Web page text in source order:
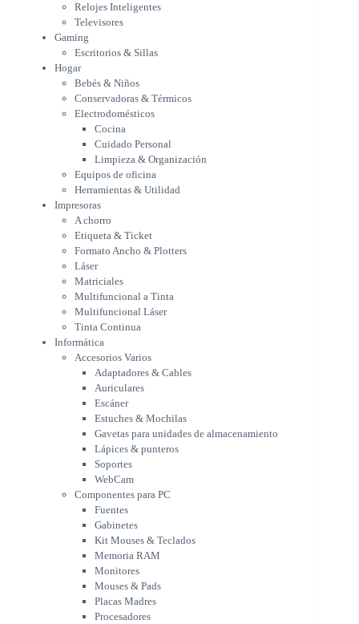
Cocina
Cuidado Personal
Limpieza & Organización
Equipos de oficina
Herramientas & Utilidad
Impresoras
A chorro
Etiqueta & Ticket
Láser
Matriciales
Multifuncional a Tinta
Multifuncional Láser
Tinta Continua
Informática
Accesorios Varios
Adaptadores & Cables
Auriculares
Escáner
Estuches & Mochilas
Gavetas para unidades de
almacenamiento
Lápices & punteros
Soportes
WebCam
Componentes para PC
Fuentes
Gabinetes
Kit Mouses & Teclados
Memoria RAM
Mouses & Pads
Placas Madres
Procesadores
Refrigeración & Enfriamiento
Tarjetas Gráficas
Teclados
Equipos NUC
Equipos OEM & Pre-Ensamblados
Relojes Inteligentes
Televisores
Gaming
Escritorios & Sillas
Hogar
Bebés & Niños
Conservadoras & Térmicos
Electrodomésticos
Cocina
Cuidado Personal
Limpieza & Organización
Equipos de oficina
Herramientas & Utilidad
Impresoras
A chorro
Etiqueta & Ticket
Formato Ancho & Plotters
Láser
Matriciales
Multifuncional a Tinta
Multifuncional Láser
Tinta Continua
Informática
Accesorios Varios
Adaptadores & Cables
Auriculares
Escáner
Estuches & Mochilas
Gavetas para unidades de almacenamiento
Lápices & punteros
Soportes
WebCam
Componentes para PC
Fuentes
Gabinetes
Kit Mouses & Teclados
Memoria RAM
Monitores
Mouses & Pads
Placas Madres
Procesadores